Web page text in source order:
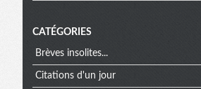
CATÉGORIES
Brèves insolites...
Citations d'un jour